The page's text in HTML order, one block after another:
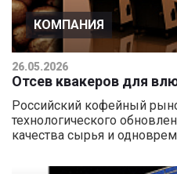
КОМПАНИЯ
26.05.2026
Отсев квакеров для
Российский кофейный
технологического
качества сырья и